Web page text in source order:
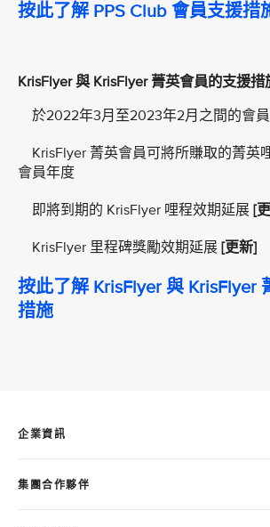
按此了解 PPS Club 會員支援措
KrisFlyer 與 KrisFlyer 菁英會員的支援措
於2022年3月至2023年2月之間的會
KrisFlyer 菁英會員可將所賺取的菁英
會員年度
即將到期的 KrisFlyer 哩程效期延展 [
KrisFlyer 里程碑獎勵效期延展 [更新]
按此了解 KrisFlyer 與 KrisFlyer
措施